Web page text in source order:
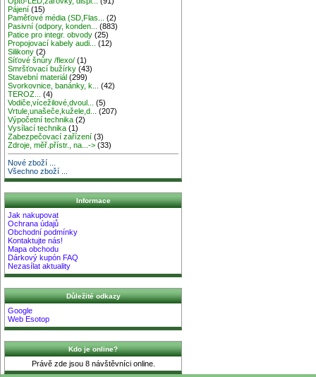
Pájení (15)
Paměťové média (SD,Flas...
(2)
Pasivní (odpory, konden...
(883)
Patice pro integr. obvody (25)
Propojovací kabely audi...
(12)
Silikony (2)
Síťové šnůry /flexo/ (1)
Smršťovací bužírky (43)
Stavební materiál (299)
Svorkovnice, banánky, k...
(42)
TEROZ...
(4)
Vodiče,vícežilové,dvoul...
(5)
Vrtule,unašeče,kužele,d...
(207)
Výpočetní technika (2)
Vysílací technika (1)
Zabezpečovací zařízení (3)
Zdroje, měř.přístr., na...-> (33)
Nové zboží ...
Všechno zboží ...
Informace
Jak nakupovat
Ochrana údajů
Obchodní podmínky
Kontaktujte nás!
Mapa obchodu
Dárkový kupón FAQ
Nezasílat aktuality
Důležité odkazy
Google
Web Esotop
Kdo je online?
Právě zde jsou 8 návštěvníci online.